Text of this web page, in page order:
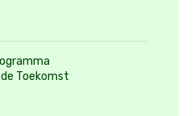
Toekomst